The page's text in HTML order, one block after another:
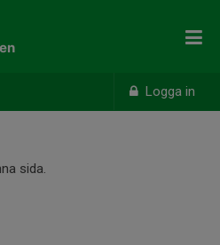
Logga in
sida.